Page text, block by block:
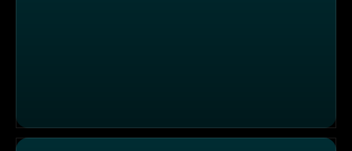
Die DIY-Feuertonne: Ein Grill für alles